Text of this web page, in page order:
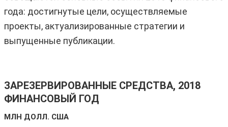
года: достигнутые цели, осуществляемые
проекты, актуализированные стратегии и
выпущенные публикации.
ЗАРЕЗЕРВИРОВАННЫЕ СРЕДСТВА, 2018
ФИНАНСОВЫЙ ГОД
МЛН ДОЛЛ. США